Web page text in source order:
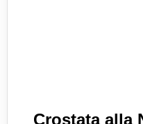
Crostata alla